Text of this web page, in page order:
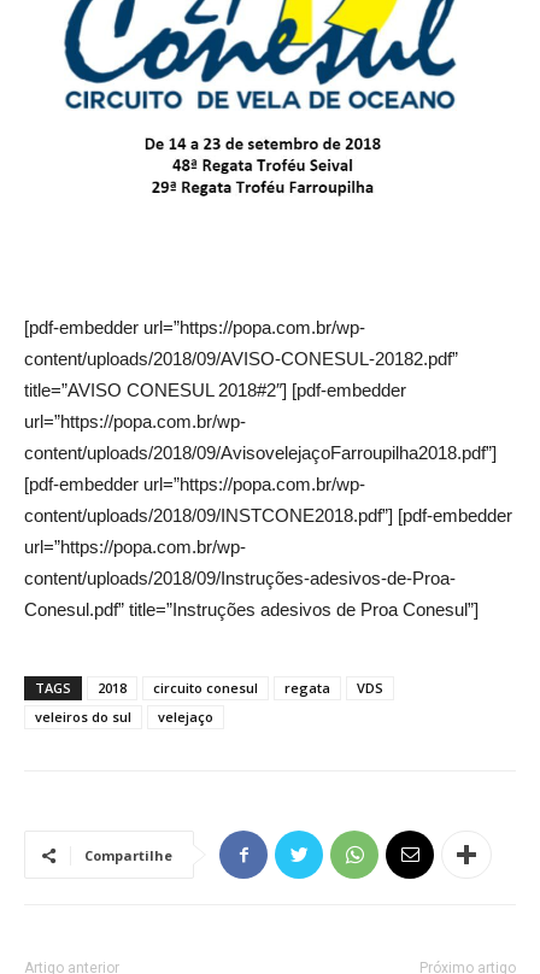
[pdf-embedder url=”https://popa.com.br/wp-
content/uploads/2018/09/AVISO-CONESUL-20182.pdf”
title=”AVISO CONESUL 2018#2″] [pdf-embedder
url=”https://popa.com.br/wp-
content/uploads/2018/09/AvisovelejaçoFarroupilha2018.pdf”]
[pdf-embedder url=”https://popa.com.br/wp-
content/uploads/2018/09/INSTCONE2018.pdf”] [pdf-embedder
url=”https://popa.com.br/wp-
content/uploads/2018/09/Instruções-adesivos-de-Proa-
Conesul.pdf” title=”Instruções adesivos de Proa Conesul”]
TAGS 2018 circuito conesul regata
VDS
veleiros do sul
velejaço
Compartilhe
Artigo anterior Próximo artigo